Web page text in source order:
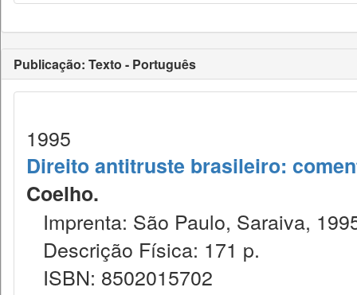
Publicação: Texto - Português
1995
Direito antitruste brasileiro:
Coelho.
Imprenta: São Paulo, Saraiva,
Descrição Física: 171 p.
ISBN: 8502015702